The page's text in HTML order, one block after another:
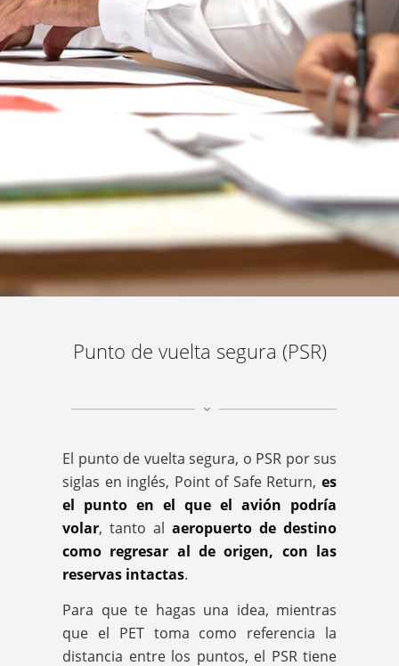
Punto de vuelta segura (PSR)
El punto de vuelta segura, o PSR por sus
siglas en inglés, Point of Safe Return, es
el punto en el que el avión podría
volar, tanto al aeropuerto de destino
como regresar al de origen, con las
reservas intactas.
Para que te hagas una idea, mientras
que el PET toma como referencia la
distancia entre los puntos, el PSR tiene